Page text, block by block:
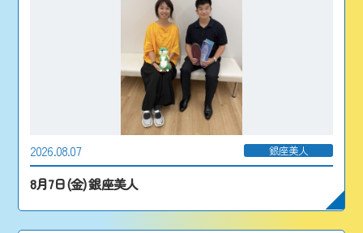
2026.08.07 銀座美人
8月7日(金) 銀座美人